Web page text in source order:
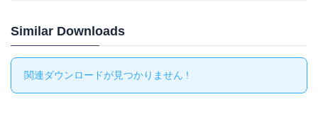
Similar Downloads
関連ダウンロードが見つかりません !